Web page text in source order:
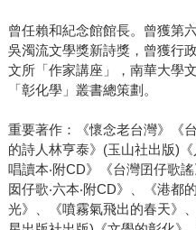
曾任賴和紀念館館長。曾獲第
吳濁流文學獎新詩獎，曾獲行
文所「作家講座」，南華大學
「彰化學」叢書總策劃。
重要著作：《懷念老台灣》《
的詩人林亨泰》(玉山社出版)
唱讀本‧附CD》《台灣囝仔歌
囡仔歌‧六本‧附CD》、《港都
光》、《噴霧氣飛出的春天》